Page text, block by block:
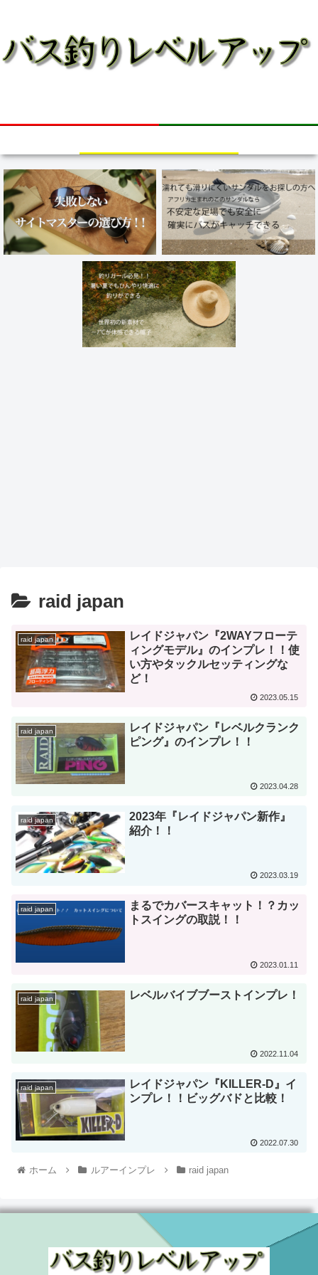
りができる！！最新の夏用帽子！
raid japan
raid japan
レイドジャパン『2WAYフローテ
ィングモデル』のインプレ！！使
い方やタックルセッティングな
ど！
2023.05.15
raid japan
レイドジャパン『レベルクランク
ピング』のインプレ！！
2023.04.28
raid japan
2023年『レイドジャパン新作』
紹介！！
2023.03.19
raid japan
まるでカバースキャット！？カッ
トスイングの取説！！
2023.01.11
raid japan レベルバイブブーストインプレ！
2022.11.04
raid japan
レイドジャパン『KILLER-D』イ
ンプレ！！ビッグバドと比較！
2022.07.30
ホーム ルアーインプレ raid japan